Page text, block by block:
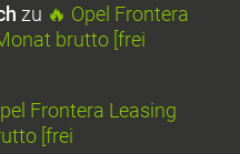
zu 🔥 Opel Frontera
brutto [frei
Frontera Leasing
[frei